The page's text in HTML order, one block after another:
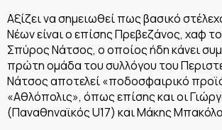
Αξίζει να σημειωθεί πως βασικό
Νέων είναι ο επίσης Πρεβεζάνος, χαφ
Σπύρος Νάτσος, ο οποίος ήδη κάνει
πρώτη ομάδα του συλλόγου του
Νάτσος αποτελεί «ποδοσφαιρικό
«Αθλόπολις», όπως επίσης και οι
(Παναθηναϊκός U17) και Μάκης